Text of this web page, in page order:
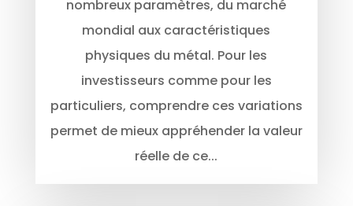
nombreux paramètres, du marché
mondial aux caractéristiques
physiques du métal. Pour les
investisseurs comme pour les
particuliers, comprendre ces variations
permet de mieux appréhender la valeur
réelle de ce...